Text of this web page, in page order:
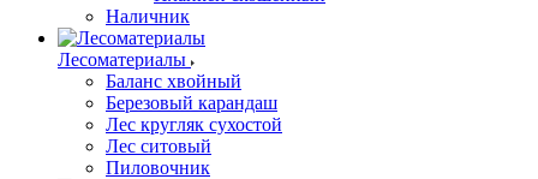
Наличник
Лесоматериалы
Баланс хвойный
Березовый карандаш
Лес кругляк сухостой
Лес ситовый
Пиловочник